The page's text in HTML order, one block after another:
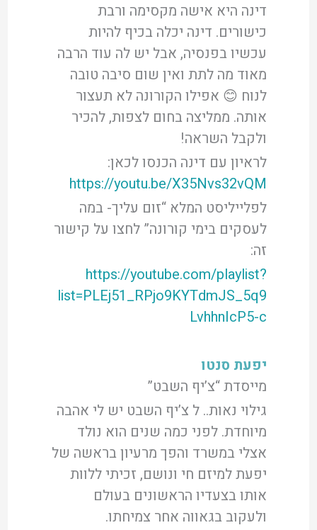
דינה היא אישה מקסימה ורבת
כישורים. דינה יכלה בכיף להיות
עכשיו בפנסיה, אבל יש לה עוד הרבה
מאוד מה לתת ואין שום סיבה טובה
לנוח 😊 אפילו הקורונה לא תעצור
אותה. ממליצה בחום לצפות, להכיר
ולקבל השראה!
לראיון עם דינה הכנסו לכאן:
https://youtu.be/X35Nvs32vQM
לפלייליסט המלא “זום עליך- במה
לעסקים בימי קורונה” לחצו על קישור
זה:
https://youtube.com/playlist?
list=PLEj51_RPjo9KYTdmJS_5q9
LvhhnIcP5-c
יפעת סנטו
מייסדת “צ’יף השבט”
גילוי נאות.. ל צ’יף השבט יש לי אהבה
מיוחדת. לפני כמה שנים הוא נולד
אצלי במשרד והפך מרעיון בראשה של
יפעת למיזם חי ונושם, זכיתי ללוות
אותו בצעדיו הראשונים בעולם
ולעקוב בגאווה אחר צמיחתו.